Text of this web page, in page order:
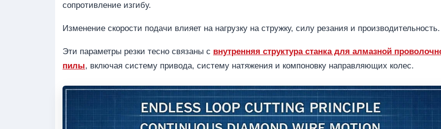
сопротивление изгибу.
Изменение скорости подачи влияет на нагрузку на стружку, силу резания и производительность.
Эти параметры резки тесно связаны с внутренняя структура станка для алмазной
пилы, включая систему привода, систему натяжения и компоновку направляющих колес.